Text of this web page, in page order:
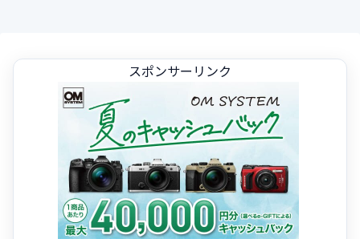
スポンサーリンク